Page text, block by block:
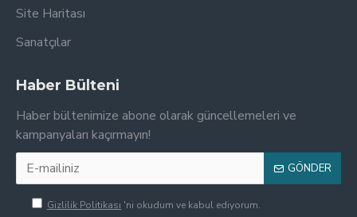
Site Haritası
Sanatçılar
Haber Bülteni
Haber bültenimize abone olarak güncellemeleri ve
kampanyaları kaçırmayın!
GÖNDER
Gizlilik Politikası 'ni okudum ve kabul ediyorum.